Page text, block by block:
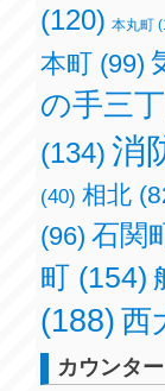
(120) 本丸町
本町(99)
の手三丁
(134) 消
(40) 相北
(96) 石関
町(154)
(188) 西
カウンター